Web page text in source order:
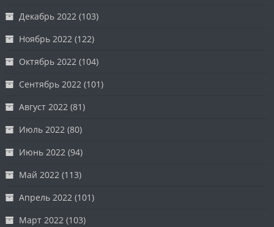
Декабрь 2022 (103)
Ноябрь 2022 (122)
Октябрь 2022 (104)
Сентябрь 2022 (101)
Август 2022 (81)
Июль 2022 (80)
Июнь 2022 (94)
Май 2022 (113)
Апрель 2022 (101)
Март 2022 (103)